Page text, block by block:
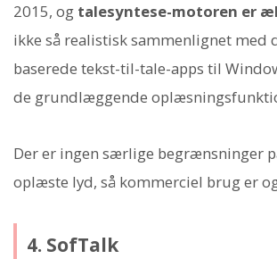
2015, og talesyntese-motoren er
ikke så realistisk sammenlignet med
baserede tekst-til-tale-apps til
de grundlæggende
Der er ingen særlige begrænsninger
oplæste lyd, så kommerciel brug er
4. SofTalk